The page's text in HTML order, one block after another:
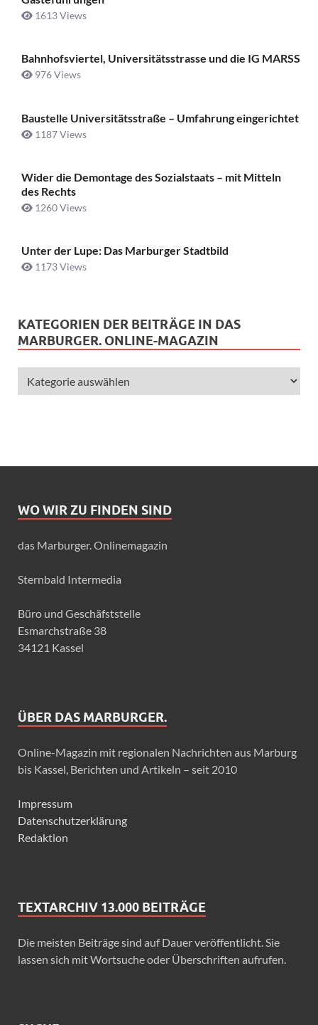
1613 Views
Bahnhofsviertel, Universitätsstrasse und die IG MARSS
976 Views
Baustelle Universitätsstraße ­– Umfahrung eingerichtet
1187 Views
Wider die Demontage des Sozialstaats – mit Mitteln
des Rechts
1260 Views
Unter der Lupe: Das Marburger Stadtbild
1173 Views
KATEGORIEN DER BEITRÄGE IN DAS
MARBURGER. ONLINE-MAGAZIN
WO WIR ZU FINDEN SIND
das Marburger. Onlinemagazin
Sternbald Intermedia
Büro und Geschäfststelle
Esmarchstraße 38
34121 Kassel
ÜBER DAS MARBURGER.
Online-Magazin mit regionalen Nachrichten aus Marburg
bis Kassel, Berichten und Artikeln – seit 2010
Impressum
Datenschutzerklärung
Redaktion
TEXTARCHIV 13.000 BEITRÄGE
Die meisten Beiträge sind auf Dauer veröffentlicht. Sie
lassen sich mit Wortsuche oder Überschriften aufrufen.